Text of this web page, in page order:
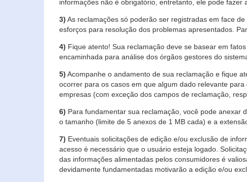
informações não é obrigatório, entretanto, ele pode fazer
3) As reclamações só poderão ser registradas em face
esforços para resolução dos problemas apresentados.
4) Fique atento! Sua reclamação deve se basear em
encaminhada para análise dos órgãos gestores do
5) Acompanhe o andamento de sua reclamação e fique
ocorrer para os casos em que algum dado relevante
empresas (com exceção dos campos de reclamação,
6) Para fundamentar sua reclamação, você pode anexar
o tamanho (limite de 5 anexos de 1 MB cada) e a
7) Eventuais solicitações de edição e/ou exclusão de
acesso é necessário que o usuário esteja logado.
das informações alimentadas pelos consumidores é
devidamente fundamentadas motivarão a edição e/ou